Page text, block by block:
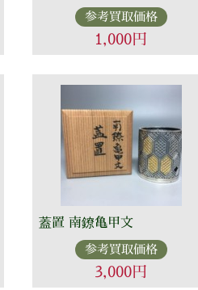
参考買取価格
1,000円
蓋置 南鐐亀甲文
参考買取価格
3,000円